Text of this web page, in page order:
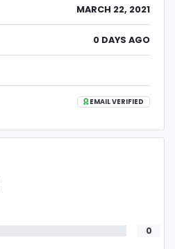
MARCH 22, 2021
0 DAYS AGO
EMAIL VERIFIED
0